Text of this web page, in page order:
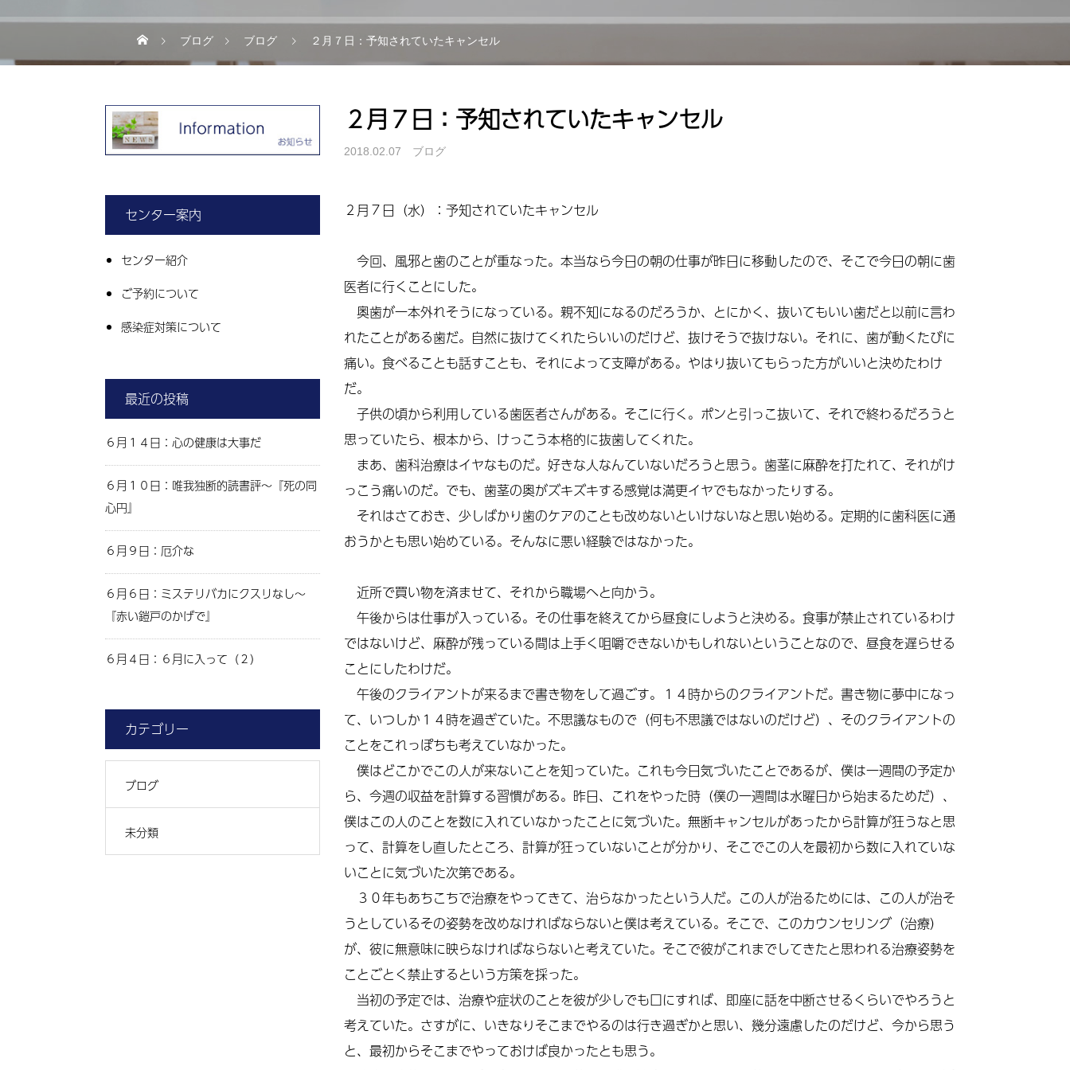
ブログ ブログ ２月７日：予知されていたキャンセル
２月７日：予知されていたキャンセル
2018.02.07 ブログ
２月７日（水）：予知されていたキャンセル
今回、風邪と歯のことが重なった。本当なら今日の朝の仕事が昨日に移動したので、そこで今日の朝に歯
医者に行くことにした。
奥歯が一本外れそうになっている。親不知になるのだろうか、とにかく、抜いてもいい歯だと以前に言わ
れたことがある歯だ。自然に抜けてくれたらいいのだけど、抜けそうで抜けない。それに、歯が動くたびに
痛い。食べることも話すことも、それによって支障がある。やはり抜いてもらった方がいいと決めたわけ
だ。
子供の頃から利用している歯医者さんがある。そこに行く。ポンと引っこ抜いて、それで終わるだろうと
思っていたら、根本から、けっこう本格的に抜歯してくれた。
まあ、歯科治療はイヤなものだ。好きな人なんていないだろうと思う。歯茎に麻酔を打たれて、それがけ
っこう痛いのだ。でも、歯茎の奥がズキズキする感覚は満更イヤでもなかったりする。
それはさておき、少しばかり歯のケアのことも改めないといけないなと思い始める。定期的に歯科医に通
おうかとも思い始めている。そんなに悪い経験ではなかった。
近所で買い物を済ませて、それから職場へと向かう。
午後からは仕事が入っている。その仕事を終えてから昼食にしようと決める。食事が禁止されているわけ
ではないけど、麻酔が残っている間は上手く咀嚼できないかもしれないということなので、昼食を遅らせる
ことにしたわけだ。
午後のクライアントが来るまで書き物をして過ごす。１４時からのクライアントだ。書き物に夢中になっ
て、いつしか１４時を過ぎていた。不思議なもので（何も不思議ではないのだけど）、そのクライアントの
ことをこれっぽちも考えていなかった。
僕はどこかでこの人が来ないことを知っていた。これも今日気づいたことであるが、僕は一週間の予定か
ら、今週の収益を計算する習慣がある。昨日、これをやった時（僕の一週間は水曜日から始まるためだ）、
僕はこの人のことを数に入れていなかったことに気づいた。無断キャンセルがあったから計算が狂うなと思
って、計算をし直したところ、計算が狂っていないことが分かり、そこでこの人を最初から数に入れていな
いことに気づいた次第である。
３０年もあちこちで治療をやってきて、治らなかったという人だ。この人が治るためには、この人が治そ
うとしているその姿勢を改めなければならないと僕は考えている。そこで、このカウンセリング（治療）
が、彼に無意味に映らなければならないと考えていた。そこで彼がこれまでしてきたと思われる治療姿勢を
ことごとく禁止するという方策を採った。
当初の予定では、治療や症状のことを彼が少しでも口にすれば、即座に話を中断させるくらいでやろうと
考えていた。さすがに、いきなりそこまでやるのは行き過ぎかと思い、幾分遠慮したのだけど、今から思う
と、最初からそこまでやっておけば良かったとも思う。
センター案内
センター紹介
ご予約について
感染症対策について
最近の投稿
６月１４日：心の健康は大事だ
６月１０日：唯我独断的読書評～『死の同
心円』
６月９日：厄介な
６月６日：ミステリバカにクスリなし～
『赤い鎧戸のかげで』
６月４日：６月に入って（２）
カテゴリー
ブログ
未分類